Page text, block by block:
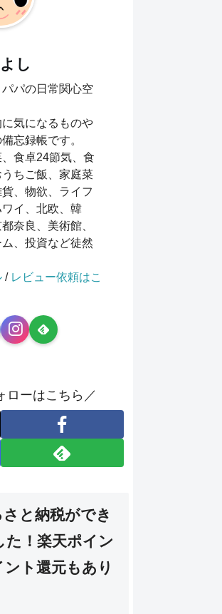
し
パパの日常関心空
気になるものや
忘録帳です。
食卓24節気、食
ちご飯、家庭菜
、物欲、ライフ
イ、北欧、韓
奈良、美術館、
、投資など徒然
/ レビュー依頼はこ
ローはこちら／
と納税ができ
！楽天ポイン
ント還元もあり